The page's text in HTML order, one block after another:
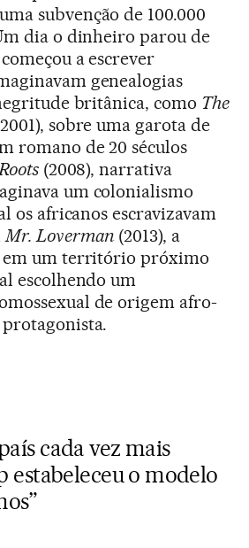
subvenção de 100.000
dia o dinheiro parou de
a escrever
genealogias
britânica, como The
sobre uma garota de
romano de 20 séculos
(2008), narrativa
um colonialismo
os africanos escravizavam
Mr. Loverman (2013), a
um território próximo
escolhendo um
de origem afro-
cada vez mais
estabeleceu o modelo